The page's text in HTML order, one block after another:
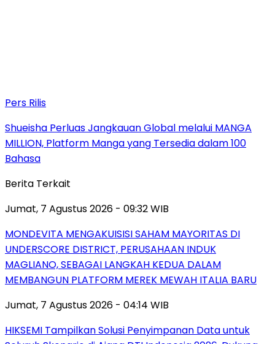
Pers Rilis
Shueisha Perluas Jangkauan Global melalui MANGA
MILLION, Platform Manga yang Tersedia dalam 100
Bahasa
Berita Terkait
Jumat, 7 Agustus 2026 - 09:32 WIB
MONDEVITA MENGAKUISISI SAHAM MAYORITAS DI
UNDERSCORE DISTRICT, PERUSAHAAN INDUK
MAGLIANO, SEBAGAI LANGKAH KEDUA DALAM
MEMBANGUN PLATFORM MEREK MEWAH ITALIA BARU
Jumat, 7 Agustus 2026 - 04:14 WIB
HIKSEMI Tampilkan Solusi Penyimpanan Data untuk